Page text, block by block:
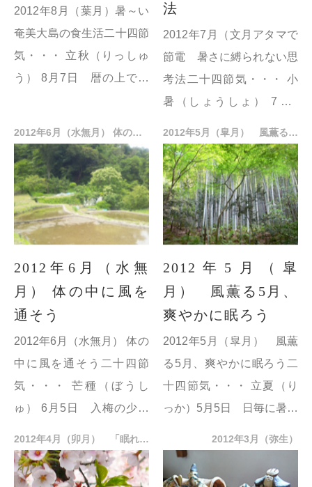
2012年8月（葉月）暑～い
奄美大島の食生活二十四節
気・・・ 立秋（りっしゅ
う） 8月7日 暦の上では
処暑（しょしょ） 8月23
日 “暑さ...
法
2012年7月（文月アタマで
節電 暑さに縛られない思
考法二十四節気・・・ 小
暑（しょうしょ） 7月7
なってくるという意味。
大暑（たいしょ） 7月22
日 暑さが...
2012年6月（水無月） 体の中に風を通そう
2012年6月（水無
月） 体の中に風を
通そう
2012年6月（水無月） 体の
中に風を通そう二十四節
気・・・ 芒種（ぼうし
ゅ） 6月5日 入梅の少し
夏至（げし） 6月21日 一
年で最も昼間の時間が長
2012年5月（皐月） 風薫る5月、爽やかに眠ろう
2012年5月（皐
月） 風薫る5月、
爽やかに眠ろう
2012年5月（皐月） 風薫
る5月、爽やかに眠ろう二
十四節気・・・ 立夏（り
っか）5月5日 日毎に暑く
は端午の節句！
小満（しょうまん）5月21
2012年4月（卯月） 「眠れない」なら「どう起きるか」を考えよう 2012年3月（弥生）